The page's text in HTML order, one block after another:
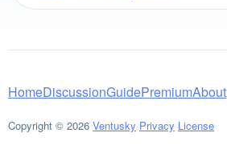
HomeDiscussionGuidePremiumAbout
Copyright © 2026 Ventusky Privacy License